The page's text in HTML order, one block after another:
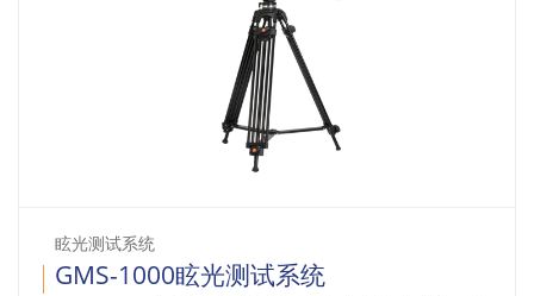
眩光测试系统
GMS-1000眩光测试系统